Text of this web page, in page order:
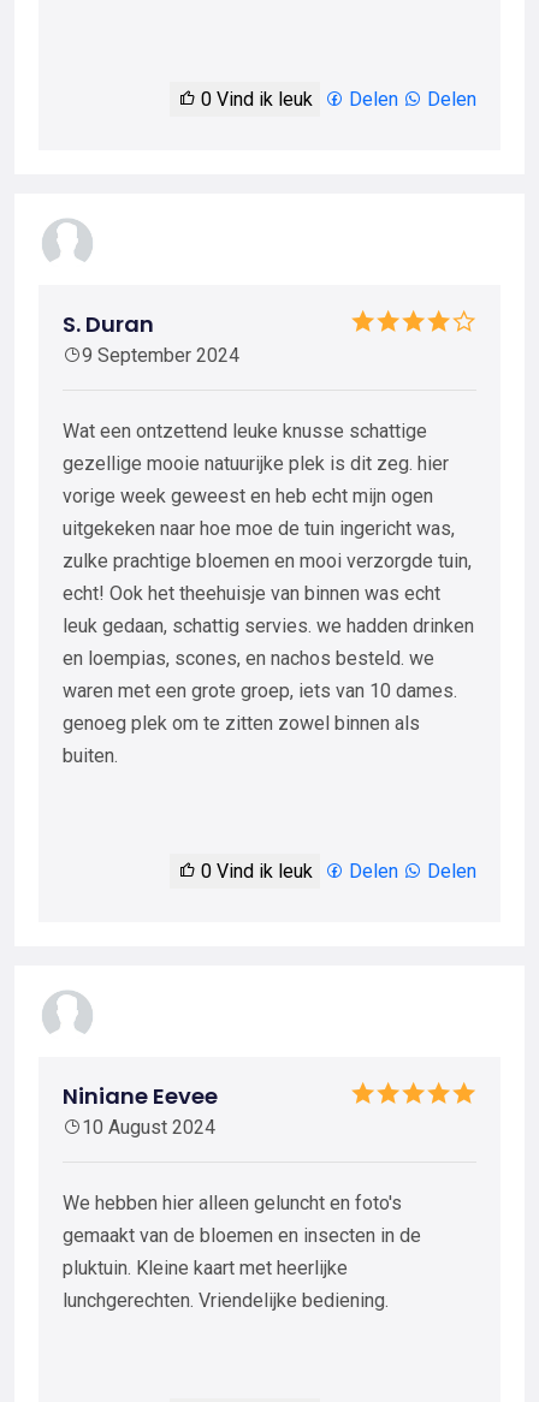
0 Vind ik leuk Delen Delen
S. Duran
9 September 2024
Wat een ontzettend leuke knusse schattige
gezellige mooie natuurijke plek is dit zeg. hier
vorige week geweest en heb echt mijn ogen
uitgekeken naar hoe moe de tuin ingericht was,
zulke prachtige bloemen en mooi verzorgde tuin,
echt! Ook het theehuisje van binnen was echt
leuk gedaan, schattig servies. we hadden drinken
en loempias, scones, en nachos besteld. we
waren met een grote groep, iets van 10 dames.
genoeg plek om te zitten zowel binnen als
buiten.
0 Vind ik leuk Delen Delen
Niniane Eevee
10 August 2024
We hebben hier alleen geluncht en foto's
gemaakt van de bloemen en insecten in de
pluktuin. Kleine kaart met heerlijke
lunchgerechten. Vriendelijke bediening.